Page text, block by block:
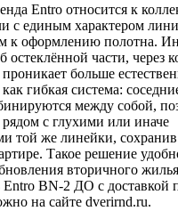
Entro относится к
с единым характером
к оформлению полотна.
остеклённой части, через
больше
гибкая система:
между собой,
с глухими или иначе
той же линейки,
Такое решение
вторичного
BN-2 ДО с доставкой
на сайте dverirnd.ru.